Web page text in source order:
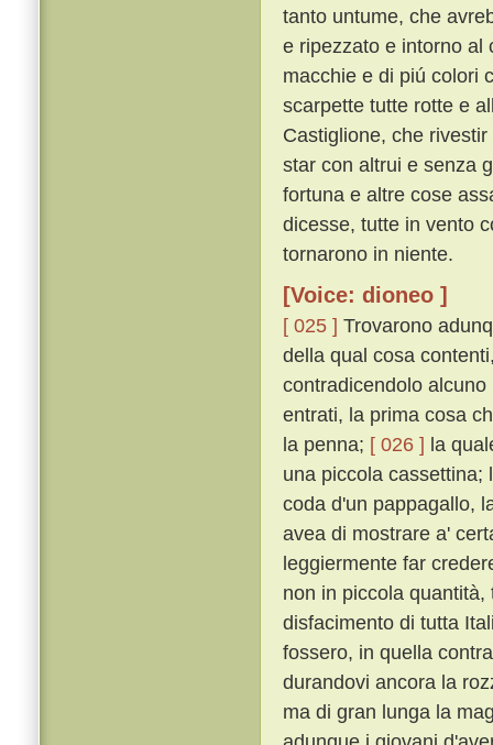
tanto untume, che
e ripezzato e intorno al
macchie e di piú colori
scarpette tutte rotte e
Castiglione, che
star con altrui e senza
fortuna e altre cose
dicesse, tutte in vento
tornarono in niente.
[Voice: dioneo ]
[ 025 ] Trovarono
della qual cosa
contradicendolo
entrati, la prima cosa
la penna; [ 026 ] la
una piccola cassettina;
coda d'un pappagallo,
avea di mostrare a'
leggiermente far
non in piccola
disfacimento di tutta
fossero, in quella
durandovi ancora la
ma di gran lunga la